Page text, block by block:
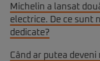
Michelin a lansat
electrice. De ce sunt
dedicate?
Când ar putea